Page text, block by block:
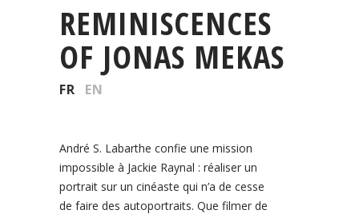
REMINISCENCES
OF JONAS MEKAS
FR EN
André S. Labarthe confie une mission
impossible à Jackie Raynal : réaliser un
portrait sur un cinéaste qui n’a de cesse
de faire des autoportraits. Que filmer de